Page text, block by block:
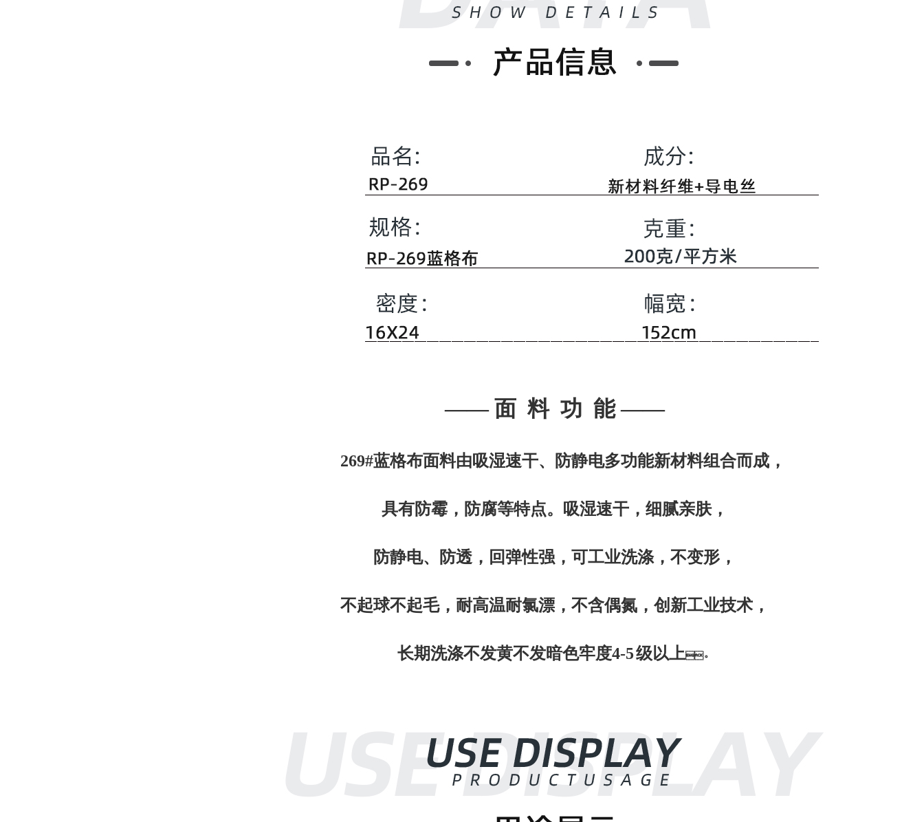
—— 面 料 功 能 ——
269#蓝格布面料由吸湿速干、防静电多功能新材料组合而成，
具有防霉， 防腐等特点。吸湿速干，细腻亲肤，
防静电、防透，回弹性强，可工业洗涤，不变形，
不起球不起毛， 耐高温耐氯漂，不含偶氮， 创 新工业技术，
长期洗涤不发黄不发暗色牢度4-5级以上。